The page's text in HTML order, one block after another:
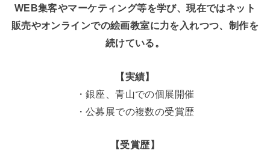
WEB集客やマーケティング等を学び、現在ではネット
販売やオンラインでの絵画教室に力を入れつつ、制作を
続けている。
【実績】
・銀座、青山での個展開催
・公募展での複数の受賞歴
【受賞歴】